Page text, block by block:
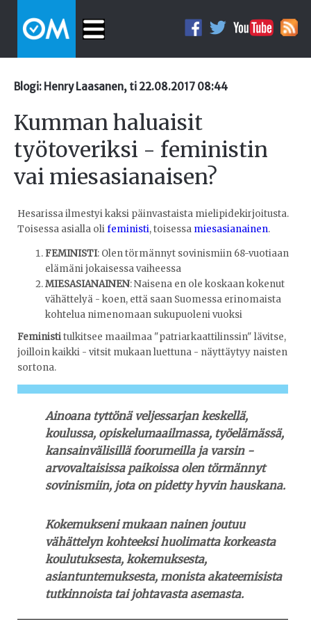
Blogi: Henry Laasanen, ti 22.08.2017 08:44
Kumman haluaisit
työtoveriksi - feministin
vai miesasianaisen?
Hesarissa ilmestyi kaksi päinvastaista mielipidekirjoitusta.
Toisessa asialla olifeministi, toisessa miesasianainen.
FEMINISTI: Olen törmännyt sovinismiin 68-vuotiaan
elämäni jokaisessa vaiheessa
MIESASIANAINEN: Naisena en ole koskaan kokenut
vähättelyä - koen, että saan Suomessa erinomaista
kohtelua nimenomaan sukupuoleni vuoksi
Feministitulkitsee maailmaa "patriarkaattilinssin" lävitse,
joilloin kaikki - vitsit mukaan luettuna - näyttäytyy naisten
sortona.
Ainoana tyttönä veljessarjan keskellä,
koulussa, opiskelumaailmassa, työelämässä,
kansain­välisillä foorumeilla ja varsin ­
arvovaltaisissa paikoissa olen törmännyt
sovinismiin, jota on pidetty hyvin hauskana.
Kokemukseni mukaan nainen joutuu
vähättelyn kohteeksi huolimatta korkeasta
koulutuksesta, kokemuksesta,
asiantuntemuksesta, monista akateemisista
tutkinnoista tai johtavasta asemasta.